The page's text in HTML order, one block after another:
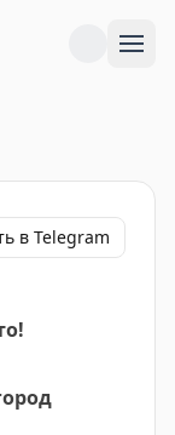
в Telegram